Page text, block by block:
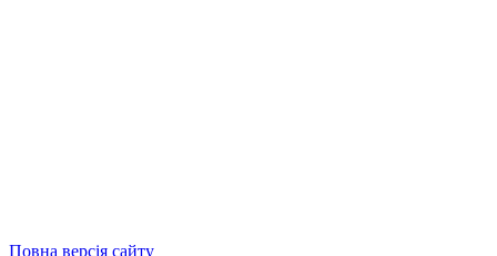
Повна версія сайту